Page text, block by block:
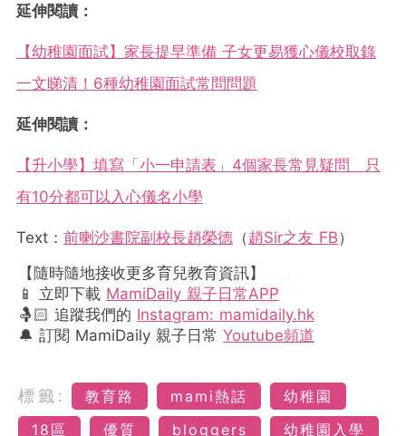
延伸閱讀：
【幼稚園面試】家長提早準備 子女更易獲心儀校取錄
一文睇清！6種幼稚園面試常問問題
延伸閱讀：
【升小學】填寫「小一申請表」4個家長常見疑問 只
有10分都可以入心儀名小學
Text： 前喇沙書院副校長趙榮德 （趙Sir之友 FB）
【隨時隨地接收更多育兒教育資訊】
📱 立即下載 MamiDaily 親子日常APP
🤱🏻 追蹤我們的 Instagram: mamidaily.hk
🔔 訂閱 MamiDaily 親子日常 Youtube頻道
標籤: 教育路 mami熱話
幼稚園
18區
優質 bloggers
幼稚園入學